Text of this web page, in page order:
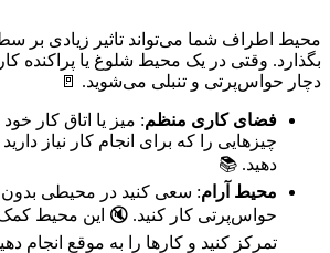
محیط اطراف شما می‌تواند تاثیر زیادی بر
بگذارد. وقتی در یک محیط شلوغ یا پراکنده
دچار حواس‌پرتی و تنبلی می‌شوید. 🚪
فضای کاری منظم: میز یا اتاق کار
چیزهایی را که برای انجام کار نیاز
دهید. 📚
محیط آرام: سعی کنید در محیطی
حواس‌پرتی کار کنید. 🔇 این محیط
تمرکز کنید و کارها را به موقع انجام